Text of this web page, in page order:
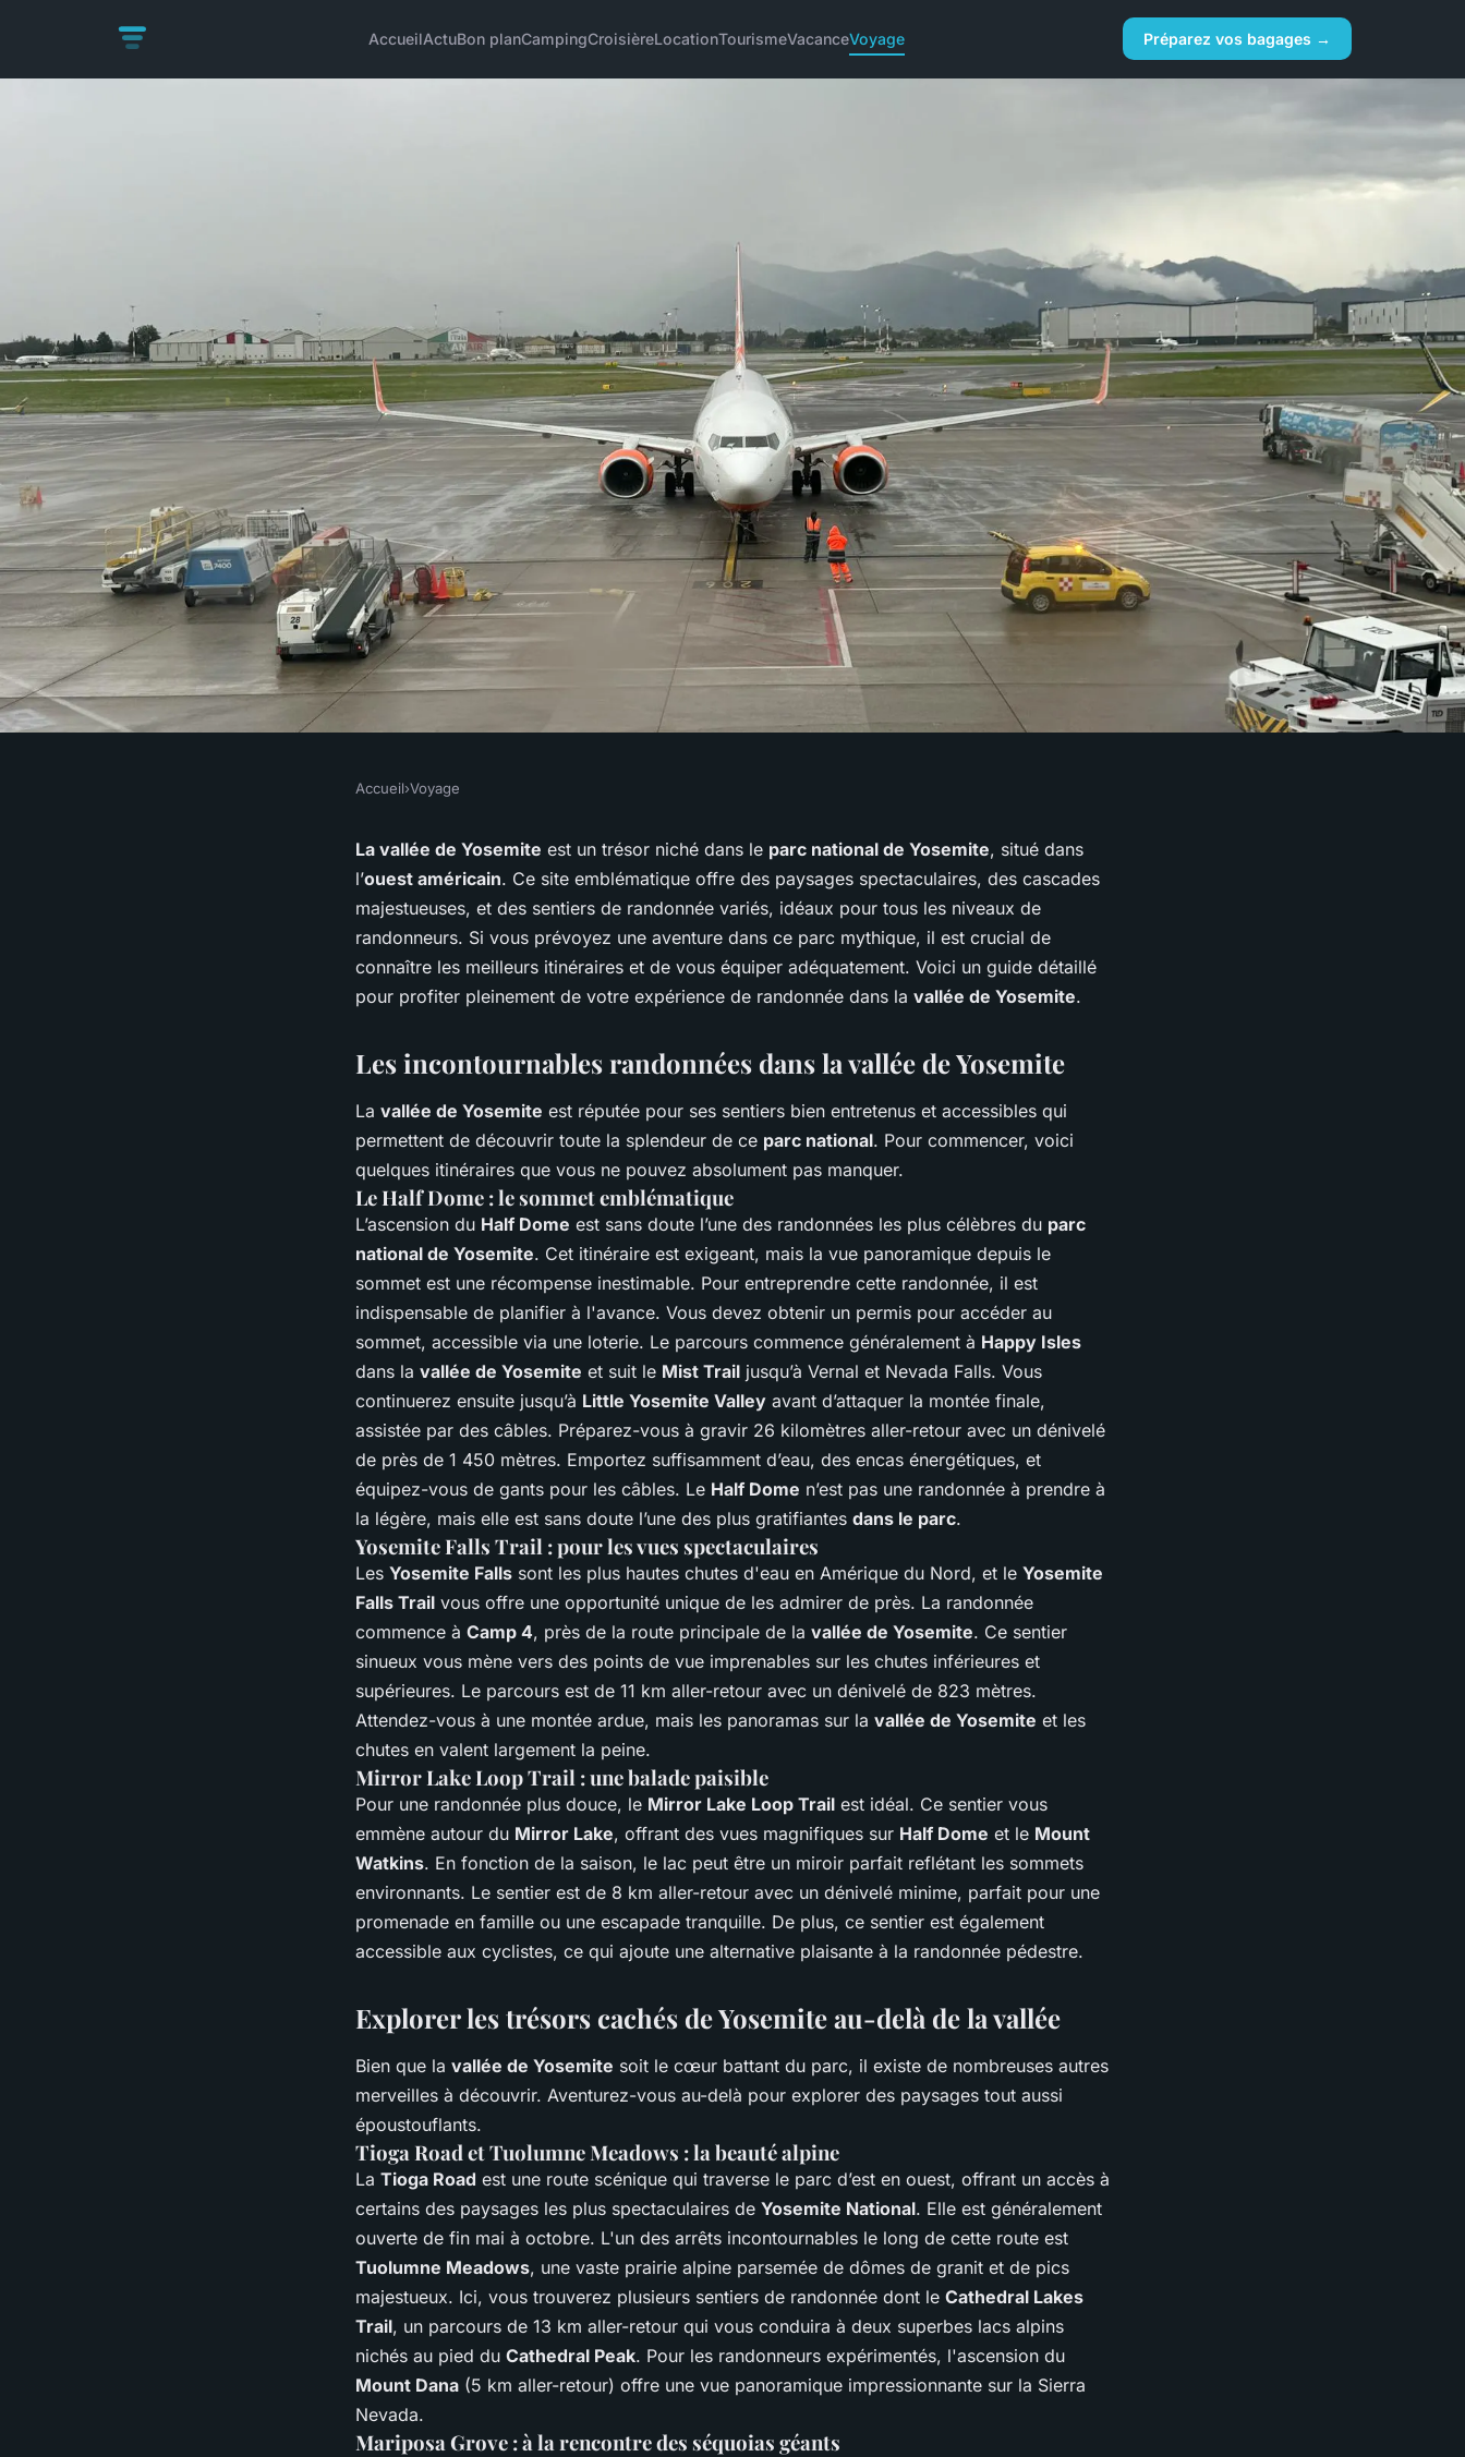
AccueilActuBon planCampingCroisièreLocationTourismeVacanceVoyage Préparez vos bagages →
Quels sont les meilleurs itinéraires
pour une randonnée dans la vallée de
Yosemite, USA : équipements et
Accueil›Voyage
La vallée de Yosemite est un trésor niché dans le parc national de Yosemite, situé dans
l’ouest américain. Ce site emblématique offre des paysages spectaculaires, des cascades
majestueuses, et des sentiers de randonnée variés, idéaux pour tous les niveaux de
randonneurs. Si vous prévoyez une aventure dans ce parc mythique, il est crucial de
connaître les meilleurs itinéraires et de vous équiper adéquatement. Voici un guide détaillé
pour profiter pleinement de votre expérience de randonnée dans la vallée de Yosemite.
Les incontournables randonnées dans la vallée de Yosemite
La vallée de Yosemite est réputée pour ses sentiers bien entretenus et accessibles qui
permettent de découvrir toute la splendeur de ce parc national. Pour commencer, voici
quelques itinéraires que vous ne pouvez absolument pas manquer.
Le Half Dome : le sommet emblématique
L’ascension du Half Dome est sans doute l’une des randonnées les plus célèbres du parc
national de Yosemite. Cet itinéraire est exigeant, mais la vue panoramique depuis le
sommet est une récompense inestimable. Pour entreprendre cette randonnée, il est
indispensable de planifier à l'avance. Vous devez obtenir un permis pour accéder au
sommet, accessible via une loterie. Le parcours commence généralement à Happy Isles
dans la vallée de Yosemite et suit le Mist Trail jusqu’à Vernal et Nevada Falls. Vous
continuerez ensuite jusqu’à Little Yosemite Valley avant d’attaquer la montée finale,
assistée par des câbles. Préparez-vous à gravir 26 kilomètres aller-retour avec un dénivelé
de près de 1 450 mètres. Emportez suffisamment d’eau, des encas énergétiques, et
équipez-vous de gants pour les câbles. Le Half Dome n’est pas une randonnée à prendre à
la légère, mais elle est sans doute l’une des plus gratifiantes dans le parc.
Yosemite Falls Trail : pour les vues spectaculaires
Les Yosemite Falls sont les plus hautes chutes d'eau en Amérique du Nord, et le Yosemite
Falls Trail vous offre une opportunité unique de les admirer de près. La randonnée
commence à Camp 4, près de la route principale de la vallée de Yosemite. Ce sentier
sinueux vous mène vers des points de vue imprenables sur les chutes inférieures et
supérieures. Le parcours est de 11 km aller-retour avec un dénivelé de 823 mètres.
Attendez-vous à une montée ardue, mais les panoramas sur la vallée de Yosemite et les
chutes en valent largement la peine.
Mirror Lake Loop Trail : une balade paisible
Pour une randonnée plus douce, le Mirror Lake Loop Trail est idéal. Ce sentier vous
emmène autour du Mirror Lake, offrant des vues magnifiques sur Half Dome et le Mount
Watkins. En fonction de la saison, le lac peut être un miroir parfait reflétant les sommets
environnants. Le sentier est de 8 km aller-retour avec un dénivelé minime, parfait pour une
promenade en famille ou une escapade tranquille. De plus, ce sentier est également
accessible aux cyclistes, ce qui ajoute une alternative plaisante à la randonnée pédestre.
Explorer les trésors cachés de Yosemite au-delà de la vallée
Bien que la vallée de Yosemite soit le cœur battant du parc, il existe de nombreuses autres
merveilles à découvrir. Aventurez-vous au-delà pour explorer des paysages tout aussi
époustouflants.
Tioga Road et Tuolumne Meadows : la beauté alpine
La Tioga Road est une route scénique qui traverse le parc d’est en ouest, offrant un accès à
certains des paysages les plus spectaculaires de Yosemite National. Elle est généralement
ouverte de fin mai à octobre. L'un des arrêts incontournables le long de cette route est
Tuolumne Meadows, une vaste prairie alpine parsemée de dômes de granit et de pics
majestueux. Ici, vous trouverez plusieurs sentiers de randonnée dont le Cathedral Lakes
Trail, un parcours de 13 km aller-retour qui vous conduira à deux superbes lacs alpins
nichés au pied du Cathedral Peak. Pour les randonneurs expérimentés, l'ascension du
Mount Dana (5 km aller-retour) offre une vue panoramique impressionnante sur la Sierra
Nevada.
Mariposa Grove : à la rencontre des séquoias géants